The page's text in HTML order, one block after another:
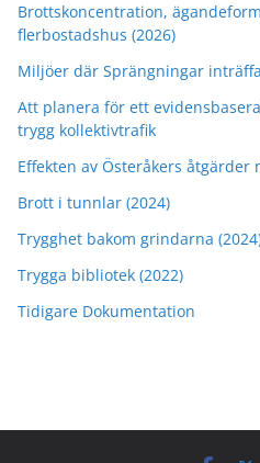
Brottskoncentration,
flerbostadshus (2026)
Miljöer där Sprängningar
Att planera för ett
trygg kollektivtrafik
Effekten av Österåkers
Brott i tunnlar (2024)
Trygghet bakom grindarna
Trygga bibliotek (2022)
Tidigare Dokumentation